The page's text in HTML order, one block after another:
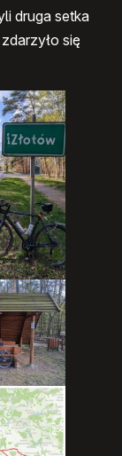
druga setka
się